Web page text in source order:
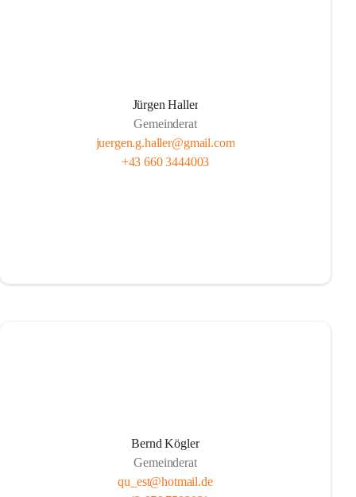
Jürgen Haller
Gemeinderat
juergen.g.haller@gmail.com
+43 660 3444003
Bernd Kögler
Gemeinderat
qu_est@hotmail.de